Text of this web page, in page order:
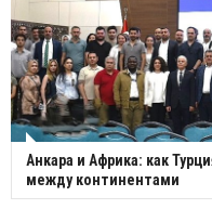
Анкара и Африка: как
между континентами